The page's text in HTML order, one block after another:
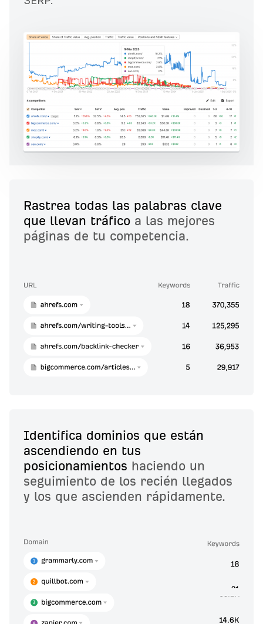
Rastrea todas las palabras clave
que llevan tráfico a las mejores
páginas de tu competencia.
Identifica dominios que están
ascendiendo en tus
posicionamientos haciendo un
seguimiento de los recién llegados
y los que ascienden rápidamente.